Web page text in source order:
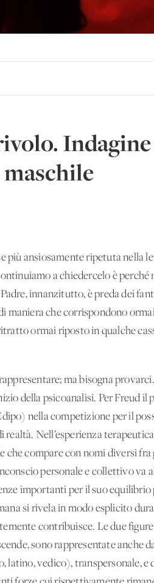
più ansiosamente ripetuta
a chiedercelo è perché
innanzitutto, è preda dei
che corrispondono
ormai riposto in qualche
ma bisogna
della psicoanalisi. Per Freud
nella competizione per il
Nell’esperienza
che compare con nomi diversi
personale e collettivo
importanti per il suo
si rivela in modo esplicito
contribuisce. Le due
sono rappresentate anche
vedico), transpersonale, e